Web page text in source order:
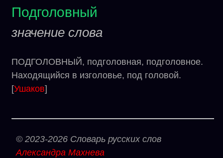
Подголовный
значение слова
ПОДГОЛОВНЫЙ, подголовная, подголовное.
Находящийся в изголовье, под головой.
[Ушаков]
© 2023-2026 Словарь русских слов
Александра Махнева